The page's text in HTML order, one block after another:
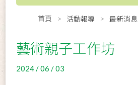
首頁 活動報導 最新消息
藝術親子工作坊
2024 / 06 / 03